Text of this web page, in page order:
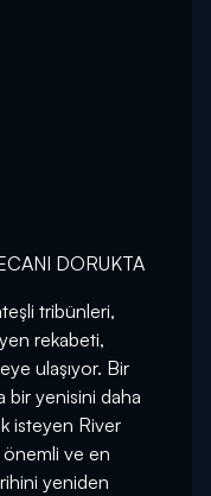
DORUKTA
tribünleri,
rekabeti,
ulaşıyor. Bir
bir yenisini daha
isteyen River
ve en
yeniden